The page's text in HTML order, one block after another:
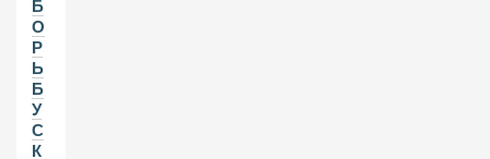
Б
О
Р
Ь
Б
У
С
К